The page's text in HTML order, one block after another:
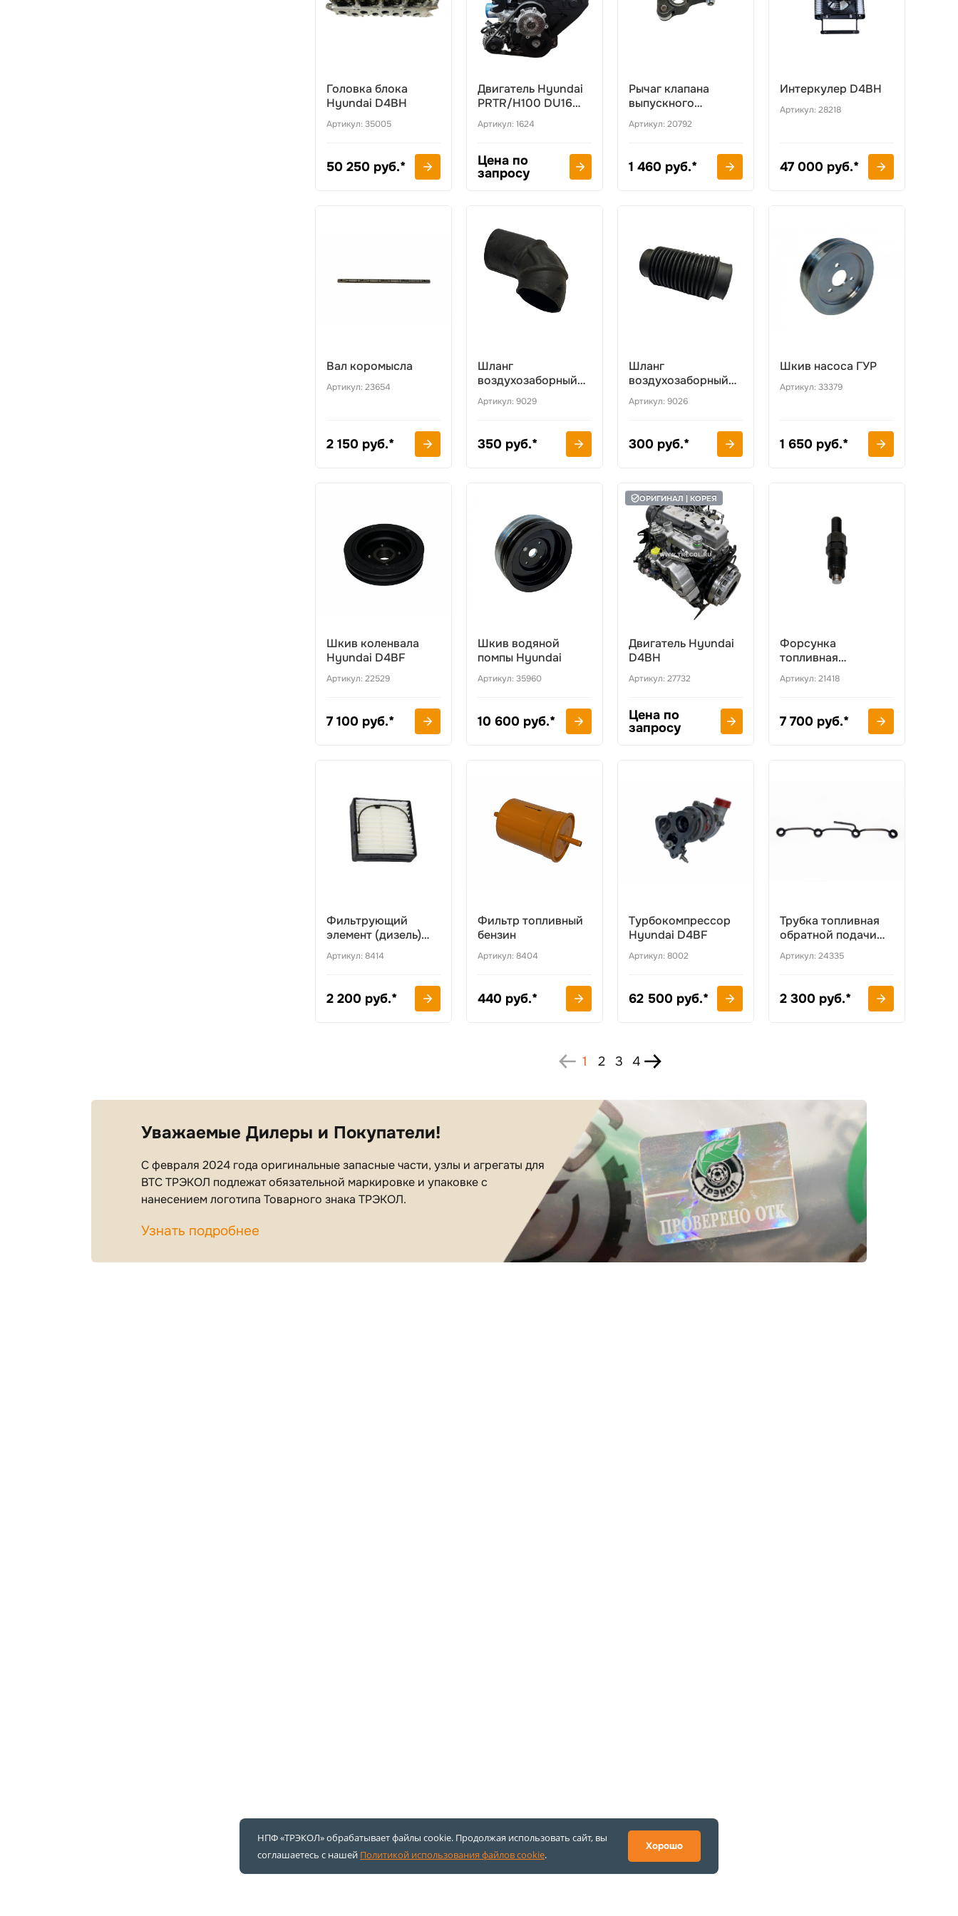
Головка блока
Hyundai D4BH
Артикул: 35005
50 250 руб.*
Двигатель Hyundai
PRTR/H100 DU16
D4BF
Артикул: 1624
Цена по
запросу
Рычаг клапана
выпускного
(коромысло)
Hyundai
Артикул: 20792
1 460 руб.*
Интеркулер D4BH
Артикул: 28218
47 000 руб.*
Вал коромысла
Артикул: 23654
2 150 руб.*
Шланг
воздухозаборный
угловой
Артикул: 9029
350 руб.*
Шланг
воздухозаборный
гофрированный
Артикул: 9026
300 руб.*
Шкив насоса ГУР
Артикул: 33379
1 650 руб.*
Шкив коленвала
Hyundai D4BF
Артикул: 22529
7 100 руб.*
Шкив водяной
помпы Hyundai
Артикул: 35960
10 600 руб.*
ОРИГИНАЛ | КОРЕЯ
Двигатель Hyundai
D4BH
Артикул: 27732
Цена по
запросу
Форсунка
топливная
D4BF/D4BF
Артикул: 21418
7 700 руб.*
Фильтрующий
элемент (дизель)
для сепара
Артикул: 8414
2 200 руб.*
Фильтр топливный
бензин
Артикул: 8404
440 руб.*
Турбокомпрессор
Hyundai D4BF
Артикул: 8002
62 500 руб.*
Трубка топливная
обратной подачи
топлива
Артикул: 24335
2 300 руб.*
1 2 3 4
Уважаемые Дилеры и Покупатели!
С февраля 2024 года оригинальные запасные части, узлы и агрегаты для
ВТС ТРЭКОЛ подлежат обязательной маркировке и упаковке с
нанесением логотипа Товарного знака ТРЭКОЛ.
Узнать подробнее
НПФ «ТРЭКОЛ» обрабатывает файлы cookie. Продолжая использовать сайт, вы
соглашаетесь с нашей Политикой использования файлов cookie.
Хорошо